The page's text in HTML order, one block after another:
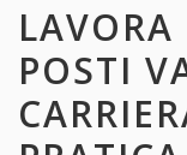
LAVORA
POSTI